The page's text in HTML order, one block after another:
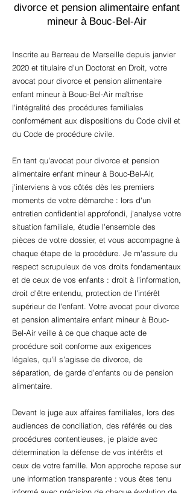
divorce et pension alimentaire enfant
mineur à Bouc-Bel-Air
Inscrite au Barreau de Marseille depuis janvier
2020 et titulaire d'un Doctorat en Droit, votre
avocat pour divorce et pension alimentaire
enfant mineur à Bouc-Bel-Air maîtrise
l'intégralité des procédures familiales
conformément aux dispositions du Code civil et
du Code de procédure civile.
En tant qu'avocat pour divorce et pension
alimentaire enfant mineur à Bouc-Bel-Air,
j'interviens à vos côtés dès les premiers
moments de votre démarche : lors d'un
entretien confidentiel approfondi, j'analyse votre
situation familiale, étudie l'ensemble des
pièces de votre dossier, et vous accompagne à
chaque étape de la procédure. Je m'assure du
respect scrupuleux de vos droits fondamentaux
et de ceux de vos enfants : droit à l'information,
droit d'être entendu, protection de l'intérêt
supérieur de l'enfant. Votre avocat pour divorce
et pension alimentaire enfant mineur à Bouc-
Bel-Air veille à ce que chaque acte de
procédure soit conforme aux exigences
légales, qu'il s'agisse de divorce, de
séparation, de garde d'enfants ou de pension
alimentaire.
Devant le juge aux affaires familiales, lors des
audiences de conciliation, des référés ou des
procédures contentieuses, je plaide avec
détermination la défense de vos intérêts et
ceux de votre famille. Mon approche repose sur
une information transparente : vous êtes tenu